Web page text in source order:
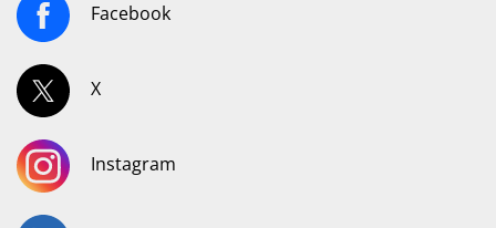
Facebook
X
Instagram